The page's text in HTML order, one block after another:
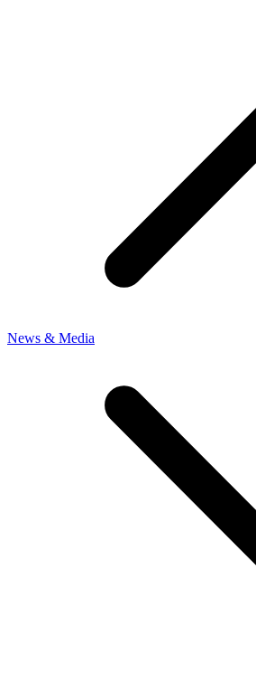
News & Media